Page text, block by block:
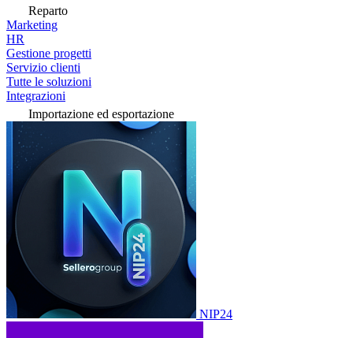
Reparto
Marketing
HR
Gestione progetti
Servizio clienti
Tutte le soluzioni
Integrazioni
Importazione ed esportazione
NIP24